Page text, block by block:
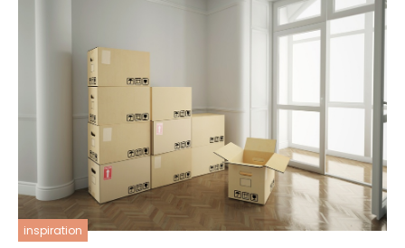
inspiration